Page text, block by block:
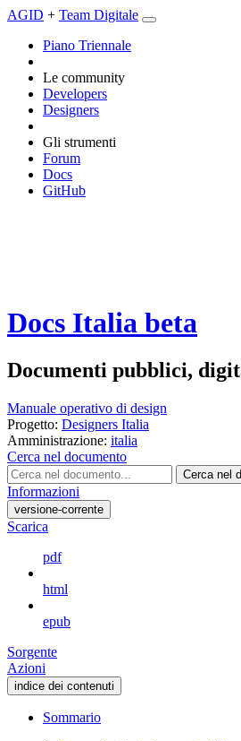
AGID + Team Digitale
Piano Triennale
Le community
Developers
Designers
Gli strumenti
Forum
Docs
GitHub
Docs Italia beta
Documenti pubblici,
Manuale operativo di design
Progetto: Designers Italia
Amministrazione: italia
Cerca nel documento
Cerca nel
Informazioni
versione-corrente
Scarica
pdf
html
epub
Sorgente
Azioni
indice dei contenuti
Sommario